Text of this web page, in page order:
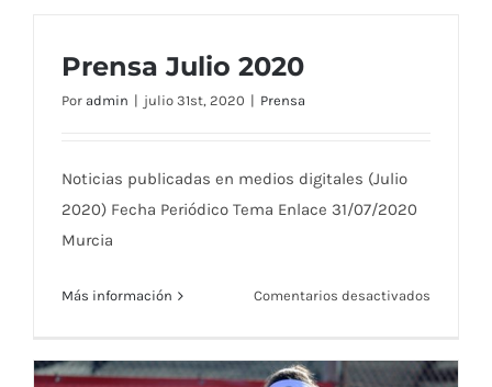
Prensa Julio 2020
Por admin | julio 31st, 2020 | Prensa
Noticias publicadas en medios digitales (Julio
2020) Fecha Periódico Tema Enlace 31/07/2020
Murcia
Más información Comentarios desactivados
2020